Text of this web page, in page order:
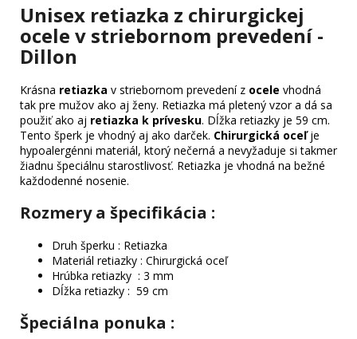
Unisex retiazka z chirurgickej
ocele v striebornom prevedení -
Dillon
Krásna retiazka v striebornom prevedení z ocele vhodná
tak pre mužov ako aj ženy. Retiazka má pletený vzor a dá sa
použiť ako aj retiazka k prívesku. Dĺžka retiazky je 59 cm.
Tento šperk je vhodný aj ako darček. Chirurgická oceľje
hypoalergénni materiál, ktorý nečerná a nevyžaduje si takmer
žiadnu špeciálnu starostlivosť. Retiazka je vhodná na bežné
každodenné nosenie.
Rozmery a špecifikácia :
Druh šperku : Retiazka
Materiál retiazky : Chirurgická oceľ
Hrúbka retiazky : 3 mm
Dĺžka retiazky : 59 cm
Špeciálna ponuka :